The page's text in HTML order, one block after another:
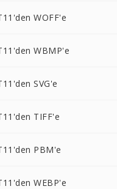
WOFF'e
WBMP'e
SVG'e
TIFF'e
PBM'e
WEBP'e